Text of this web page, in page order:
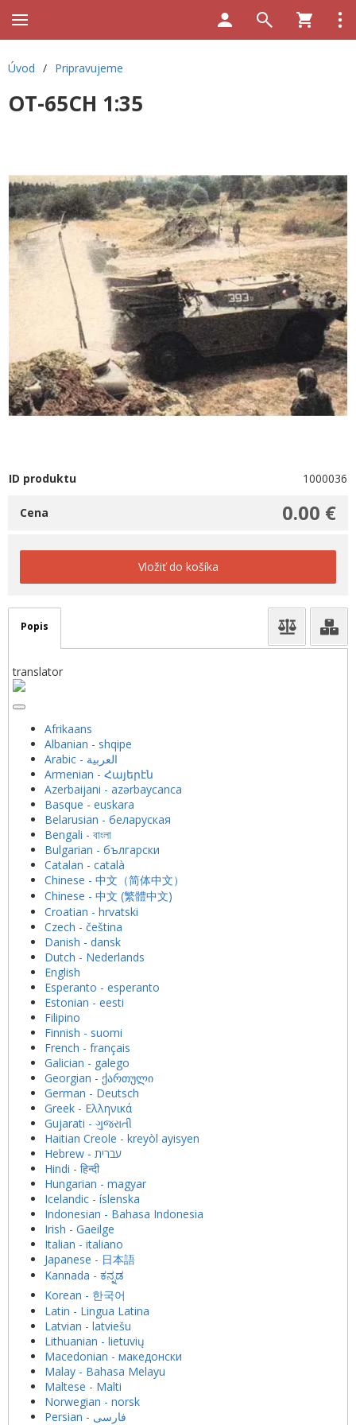
Úvod / Pripravujeme
OT-65CH 1:35
ID produktu 1000036
0.00 €
Cena
Vložiť do košíka
Popis
translator
Afrikaans
Albanian - shqipe
Armenian - Հայերէն
Azerbaijani - azərbaycanca
Basque - euskara
Belarusian - беларуская
Bengali - বাংলা
Bulgarian - български
Catalan - català
Chinese - 中文（简体中文）
Chinese - 中文 (繁體中文)
Croatian - hrvatski
Czech - čeština
Danish - dansk
Dutch - Nederlands
English
Esperanto - esperanto
Estonian - eesti
Filipino
Finnish - suomi
French - français
Galician - galego
Georgian - ქართული
German - Deutsch
Greek - Ελληνικά
Gujarati - ગુજરાતી
Haitian Creole - kreyòl ayisyen
Hindi - हिन्दी
Hungarian - magyar
Icelandic - íslenska
Indonesian - Bahasa Indonesia
Irish - Gaeilge
Italian - italiano
Japanese - 日本語
Kannada - ಕನ್ನಡ
Korean - 한국어
Latin - Lingua Latina
Latvian - latviešu
Lithuanian - lietuvių
Macedonian - македонски
Malay - Bahasa Melayu
Maltese - Malti
Norwegian - norsk